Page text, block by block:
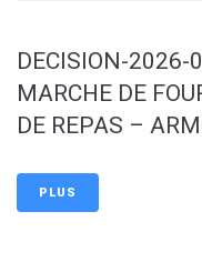
DECISION-2026-
MARCHE DE
DE REPAS –
PLUS